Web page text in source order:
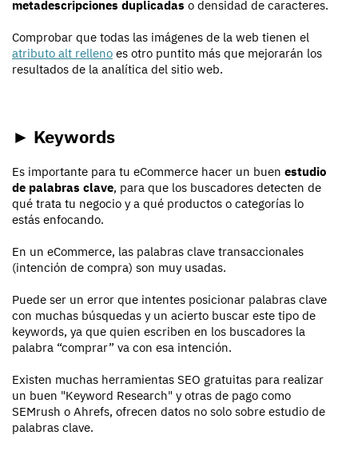
metadescripciones duplicadas o densidad de caracteres.
Comprobar que todas las imágenes de la web tienen el
atributo alt relleno es otro puntito más que mejorarán los
resultados de la analítica del sitio web.
► Keywords
Es importante para tu eCommerce hacer un buen estudio
de palabras clave, para que los buscadores detecten de
qué trata tu negocio y a qué productos o categorías lo
estás enfocando.
En un eCommerce, las palabras clave transaccionales
(intención de compra) son muy usadas.
Puede ser un error que intentes posicionar palabras clave
con muchas búsquedas y un acierto buscar este tipo de
keywords, ya que quien escriben en los buscadores la
palabra “comprar” va con esa intención.
Existen muchas herramientas SEO gratuitas para realizar
un buen "Keyword Research" y otras de pago como
SEMrush o Ahrefs, ofrecen datos no solo sobre estudio de
palabras clave.